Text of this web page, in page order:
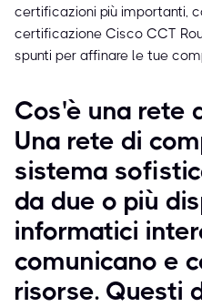
certificazioni più importanti,
certificazione Cisco CCT
spunti per affinare le tue
Cos'è una rete
Una rete di
sistema
da due o più
informatici
comunicano e
risorse. Questi